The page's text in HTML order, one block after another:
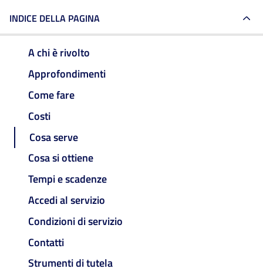
INDICE DELLA PAGINA
A chi è rivolto
Approfondimenti
Come fare
Costi
Cosa serve
Cosa si ottiene
Tempi e scadenze
Accedi al servizio
Condizioni di servizio
Contatti
Strumenti di tutela